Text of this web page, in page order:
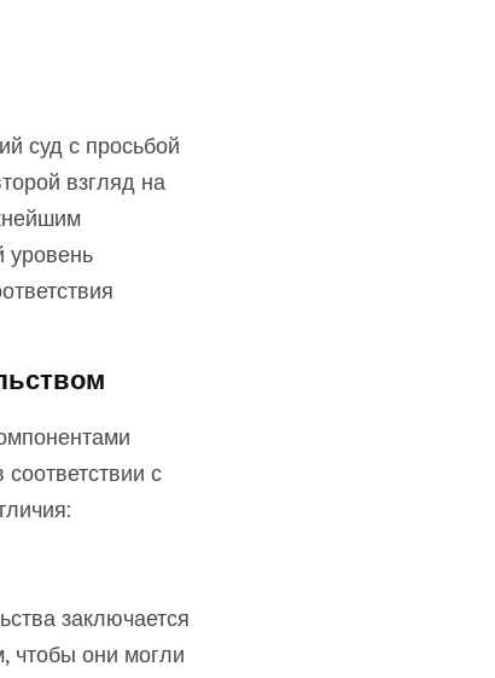
суд с просьбой
взгляд на
уровень
с
заключается
чтобы они могли